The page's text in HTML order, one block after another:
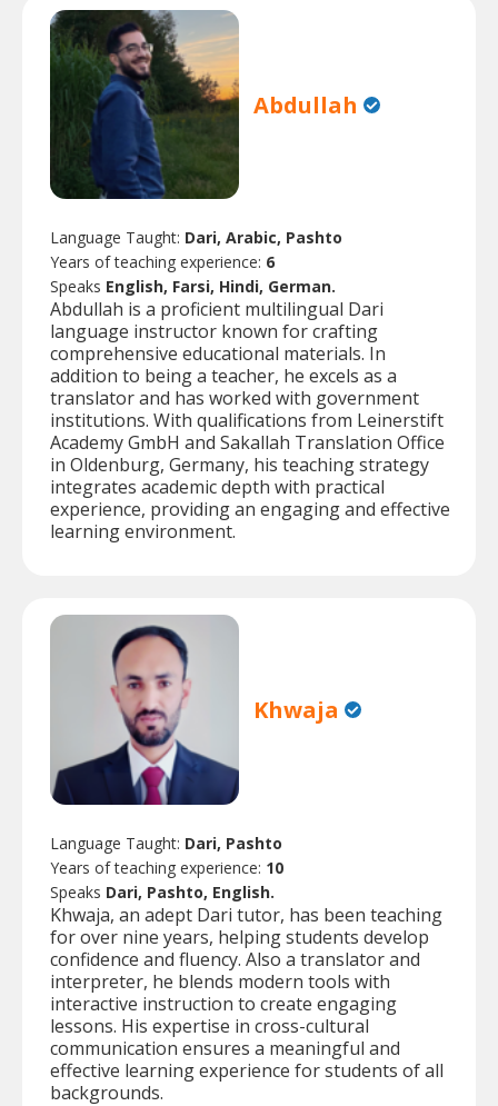
Abdullah
Language Taught: Dari, Arabic, Pashto
Years of teaching experience: 6
Speaks English, Farsi, Hindi, German.
Abdullah is a proficient multilingual Dari
language instructor known for crafting
comprehensive educational materials. In
addition to being a teacher, he excels as a
translator and has worked with government
institutions. With qualifications from Leinerstift
Academy GmbH and Sakallah Translation Office
in Oldenburg, Germany, his teaching strategy
integrates academic depth with practical
experience, providing an engaging and effective
learning environment.
Khwaja
Language Taught: Dari, Pashto
Years of teaching experience: 10
Speaks Dari, Pashto, English.
Khwaja, an adept Dari tutor, has been teaching
for over nine years, helping students develop
confidence and fluency. Also a translator and
interpreter, he blends modern tools with
interactive instruction to create engaging
lessons. His expertise in cross-cultural
communication ensures a meaningful and
effective learning experience for students of all
backgrounds.